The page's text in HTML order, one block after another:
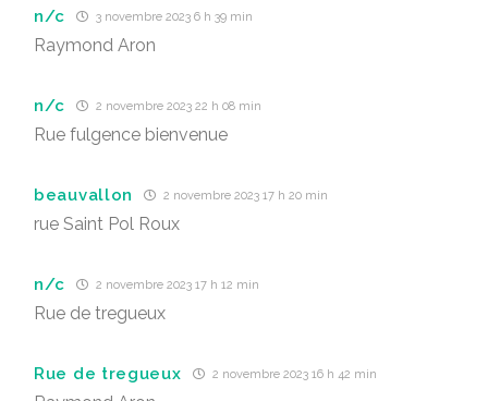
n/c 3 novembre 2023 6 h 39 min
Raymond Aron
n/c 2 novembre 2023 22 h 08 min
Rue fulgence bienvenue
beauvallon 2 novembre 2023 17 h 20 min
rue Saint Pol Roux
n/c 2 novembre 2023 17 h 12 min
Rue de tregueux
Rue de tregueux 2 novembre 2023 16 h 42 min